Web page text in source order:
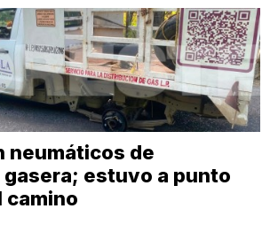
neumáticos de
estuvo a punto
camino